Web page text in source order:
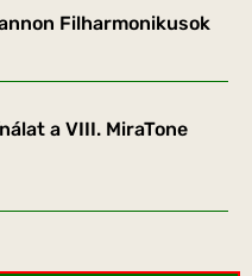
Filharmonikusok
a VIII. MiraTone